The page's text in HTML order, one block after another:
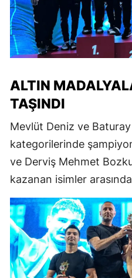
ALTIN
TAŞINDI
Mevlüt Deniz ve
kategorilerinde
ve Derviş Mehmet
kazanan isimler